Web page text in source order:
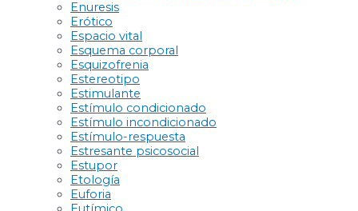
Enuresis
Erótico
Espacio vital
Esquema corporal
Esquizofrenia
Estereotipo
Estimulante
Estímulo condicionado
Estímulo incondicionado
Estímulo-respuesta
Estresante psicosocial
Estupor
Etología
Euforia